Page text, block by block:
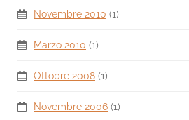
Novembre 2010 (1)
Marzo 2010 (1)
Ottobre 2008 (1)
Novembre 2006 (1)